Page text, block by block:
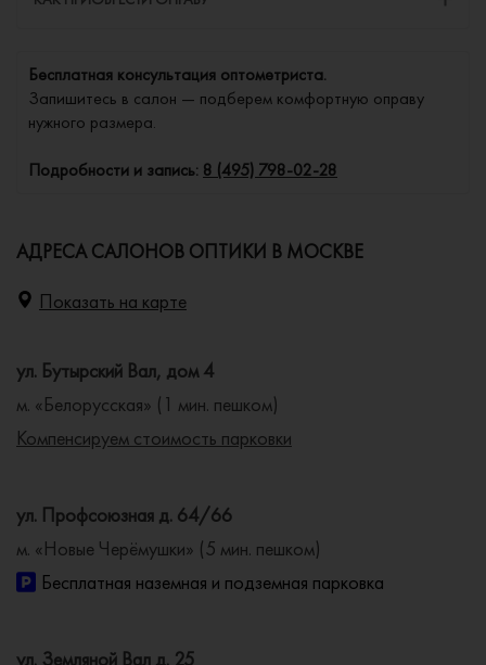
Бесплатная консультация оптометриста.
Запишитесь в салон — подберем комфортную оправу
нужного размера.
Подробности и запись: 8 (495) 798-02-28
АДРЕСА САЛОНОВ ОПТИКИ В МОСКВЕ
Показать на карте
ул. Бутырский Вал, дом 4
м. «Белорусская» (1 мин. пешком)
Компенсируем стоимость парковки
ул. Профсоюзная д. 64/66
м. «Новые Черёмушки» (5 мин. пешком)
Бесплатная наземная и подземная парковка
ул. Земляной Вал д. 25